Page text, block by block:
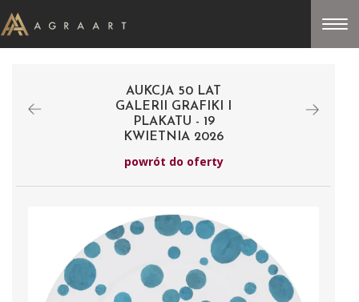
AUKCJA 50 LAT
GALERII GRAFIKI I
PLAKATU - 19
KWIETNIA 2026
powrót do oferty